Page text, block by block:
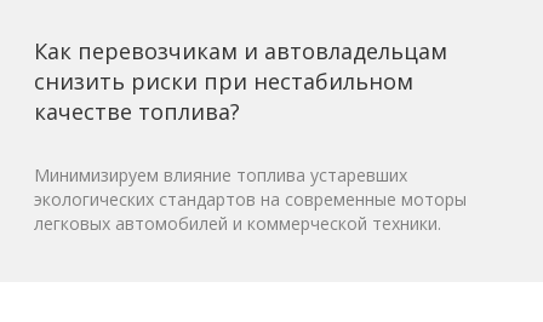
Как перевозчикам и автовладельцам
снизить риски при нестабильном
качестве топлива?
Минимизируем влияние топлива устаревших
экологических стандартов на современные моторы
легковых автомобилей и коммерческой техники.